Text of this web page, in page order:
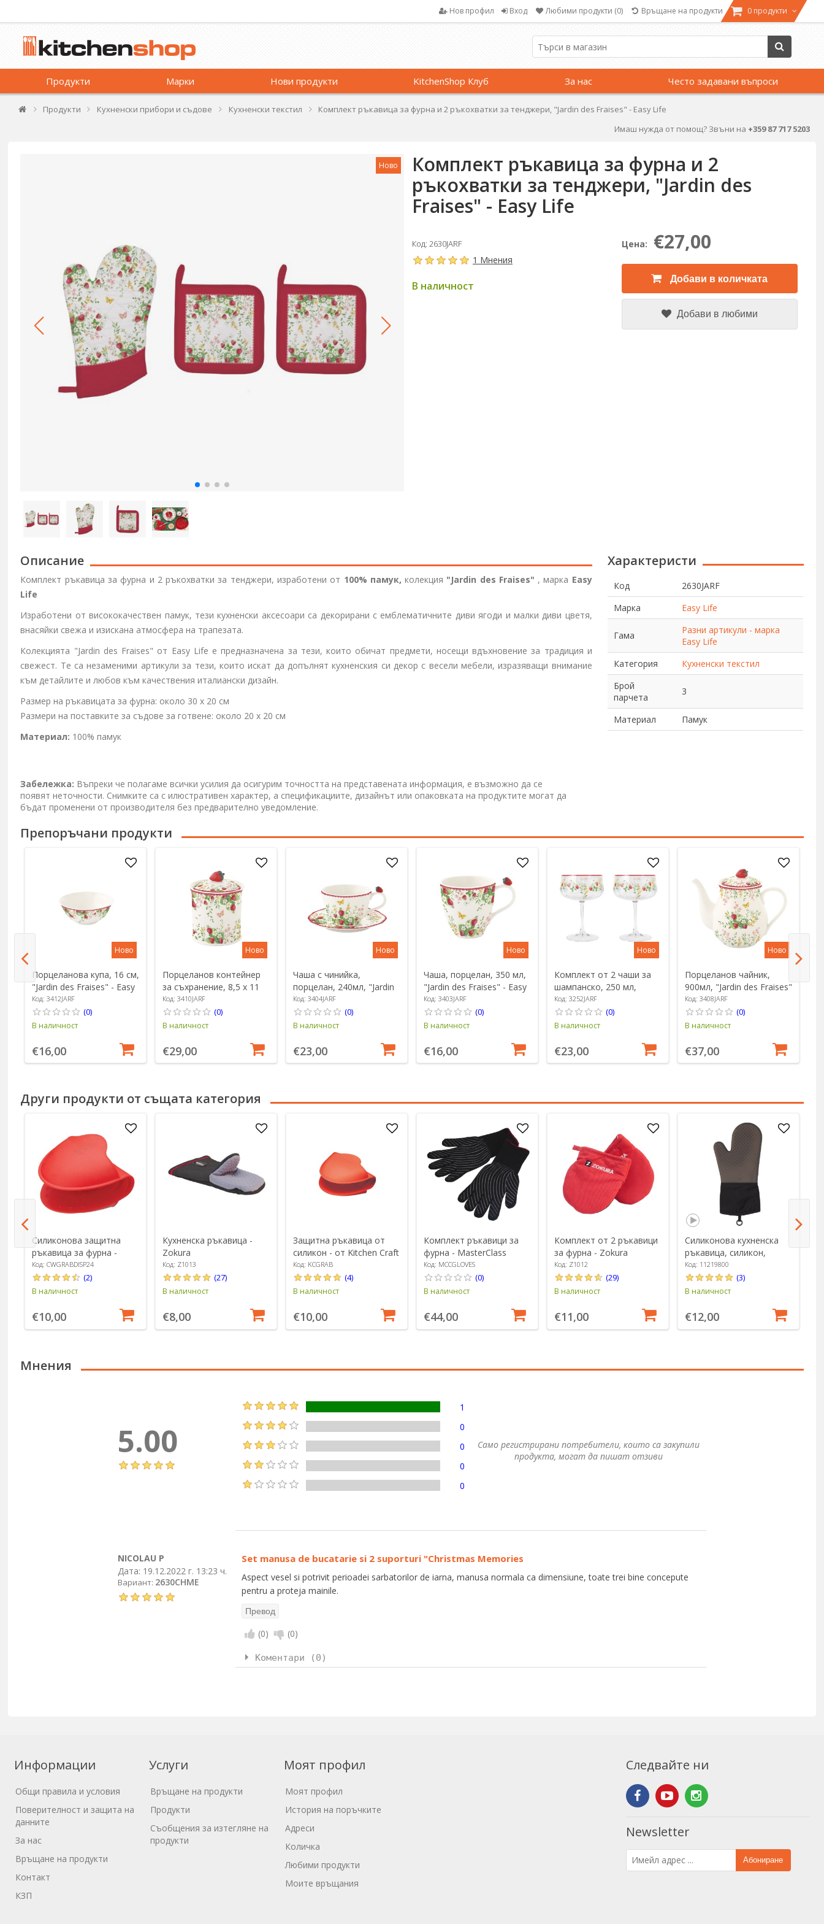
Нов профил Вход Любими продукти (0) Връщане на продукти 0 продукти
Продукти Марки Нови продукти KitchenShop Клуб За нас Често задавани въпроси
Продукти Кухненски прибори и съдове Кухненски текстил
Комплект ръкавица за фурна и 2 ръкохватки за тенджери, "Jardin des Fraises" - Easy Life
Имаш нужда от помощ? Звъни на +359 87 717 5203
Ново
Комплект ръкавица за фурна и 2
ръкохватки за тенджери, "Jardin des
Fraises" - Easy Life
Код: 2630JARF
1 Мнения
В наличност
Цена: €27,00
Добави в количката
Добави в любими
Описание
Комплект ръкавица за фурна и 2 ръкохватки за тенджери, изработени от 100% памук, колекция "Jardin des Fraises" , марка Easy
Life
Изработени от висококачествен памук, тези кухненски аксесоари са декорирани с емблематичните диви ягоди и малки диви цветя,
внасяйки свежа и изискана атмосфера на трапезата.
Колекцията "Jardin des Fraises" от Easy Life е предназначена за тези, които обичат предмети, носещи вдъхновение за традиция и
свежест. Те са незаменими артикули за тези, които искат да допълнят кухненския си декор с весели мебели, изразяващи внимание
към детайлите и любов към качествения италиански дизайн.
Размер на ръкавицата за фурна: около 30 x 20 см
Размери на поставките за съдове за готвене: около 20 x 20 см
Материал: 100% памук
Характеристи
Код
2630JARF
Марка
Easy Life
Гама
Разни артикули - марка
Easy Life
Категория
Кухненски текстил
Брой
парчета
3
Материал Памук
Забележка: Въпреки че полагаме всички усилия да осигурим точността на представената информация, е възможно да се
появят неточности. Снимките са с илюстративен характер, а спецификациите, дизайнът или опаковката на продуктите могат да
бъдат променени от производителя без предварително уведомление.
Препоръчани продукти
Ново
Порцеланова купа, 16 см,
"Jardin des Fraises" - Easy
Life
Код: 3412JARF
(0)
В наличност
€16,00
Ново
Порцеланов контейнер
за съхранение, 8,5 x 11
см, "Jardin des Fraises" -
Easy Life
Код: 3410JARF
(0)
В наличност
€29,00
Ново
Чаша с чинийка,
порцелан, 240мл, "Jardin
des Fraises" - Easy Life
Код: 3404JARF
(0)
В наличност
€23,00
Ново
Чаша, порцелан, 350 мл,
"Jardin des Fraises" - Easy
Life
Код: 3403JARF
(0)
В наличност
€16,00
Ново
Комплект от 2 чаши за
шампанско, 250 мл,
изработени от стъкло,
"Jardin des Fraises" - Easy
Life
Код: 3252JARF
(0)
В наличност
€23,00
Ново
Порцеланов чайник,
900мл, "Jardin des Fraises"
- Easy Life
Код: 3408JARF
(0)
В наличност
€37,00
Други продукти от същата категория
Силиконова защитна
ръкавица за фурна -
Colourworks
Код: CWGRABDISP24
(2)
В наличност
€10,00
Кухненска ръкавица -
Zokura
Код: Z1013
(27)
В наличност
€8,00
Защитна ръкавица от
силикон - от Kitchen Craft
Код: KCGRAB
(4)
В наличност
€10,00
Комплект ръкавици за
фурна - MasterClass
Код: MCCGLOVES
(0)
В наличност
€44,00
Комплект от 2 ръкавици
за фурна - Zokura
Код: Z1012
(29)
В наличност
€11,00
Силиконова кухненска
ръкавица, силикон,
черна, "Good Grips" - OXO
Код: 11219800
(3)
В наличност
€12,00
Мнения
5.00
1
0
0
0
0
Само регистрирани потребители, които са закупили
продукта, могат да пишат отзиви
NICOLAU P
Дата: 19.12.2022 г. 13:23 ч.
Вариант: 2630CHME
Set manusa de bucatarie si 2 suporturi "Christmas Memories
Aspect vesel si potrivit perioadei sarbatorilor de iarna, manusa normala ca dimensiune, toate trei bine concepute
pentru a proteja mainile.
(0) (0)
Коментари (0)
Информации
Общи правила и условия
Поверителност и защита на
данните
За нас
Връщане на продукти
Контакт
КЗП
Услуги
Връщане на продукти
Продукти
Съобщения за изтегляне на
продукти
Моят профил
Моят профил
История на поръчките
Адреси
Количка
Любими продукти
Моите връщания
Следвайте ни
Newsletter
Абониране